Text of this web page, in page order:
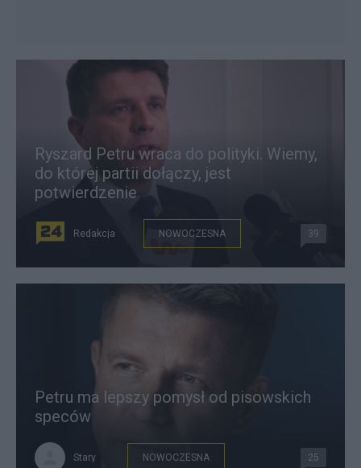
Ryszard Petru wraca do polityki. Wiemy,
do której partii dołączy, jest
potwierdzenie
Redakcja NOWOCZESNA 39
Petru ma lepszy pomysł od pisowskich
speców
Stary NOWOCZESNA 25